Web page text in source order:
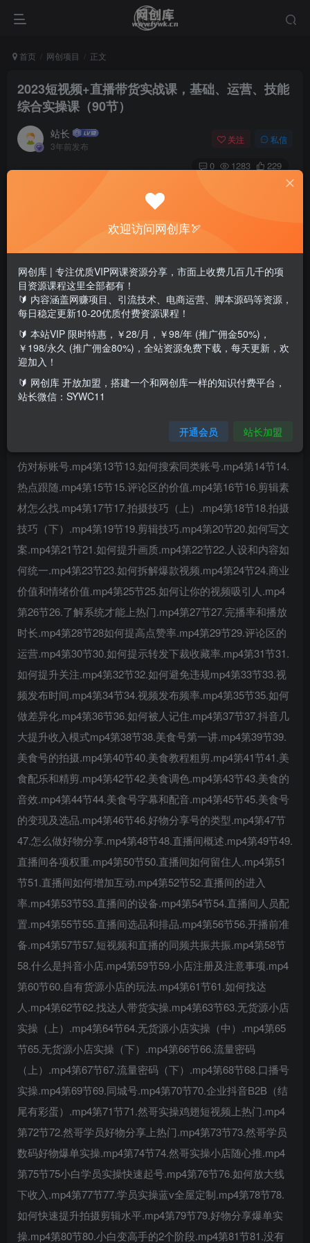
首页 网创项目 正文
2023短视频+直播带货实战课，基础、运营、技能
综合实操课（90节）
站长
3年前发布
关注 私信
0 1283 229
课程内容：第01节1.起名技巧.mp4第02节2.资料设置和个性
签名.mp4第03节3.账号定位和发布技巧.mp4第04节4.视频上
传的步骤和技巧.mp4第05节5.抖音后台功能.mp4第06节6.搜
索的技巧.mp4第07节7.如何分析账号.mp4第08节8.商品橱窗
和精选联盟.mp4第09节9.如何投抖加.mp4第10节10.创作者
仿对标账号.mp4第13节13.如何搜索同类账号.mp4第14节14.
热点跟随.mp4第15节15.评论区的价值.mp4第16节16.剪辑素
材怎么找.mp4第17节17.拍摄技巧（上）.mp4第18节18.拍摄
技巧（下）.mp4第19节19.剪辑技巧.mp4第20节20.如何写文
案.mp4第21节21.如何提升画质.mp4第22节22.人设和内容如
何统一.mp4第23节23.如何拆解爆款视频.mp4第24节24.商业
价值和情绪价值.mp4第25节25.如何让你的视频吸引人.mp4
第26节26.了解系统才能上热门.mp4第27节27.完播率和播放
时长.mp4第28节28如何提高点赞率.mp4第29节29.评论区的
运营.mp4第30节30.如何提示转发下裁收藏率.mp4第31节31.
如何提升关注.mp4第32节32.如何避免违规mp4第33节33.视
频发布时间.mp4第34节34.视频发布频率.mp4第35节35.如何
做差异化.mp4第36节36.如何被人记住.mp4第37节37.抖音几
大提升收入模式mp4第38节38.美食号第一讲.mp4第39节39.
美食号的拍摄.mp4第40节40.美食教程粗剪.mp4第41节41.美
食配乐和精剪.mp4第42节42.美食调色.mp4第43节43.美食的
音效.mp4第44节44.美食号字幕和配音.mp4第45节45.美食号
的变现及选品.mp4第46节46.好物分享号的类型.mp4第47节
47.怎么做好物分享.mp4第48节48.直播间概述.mp4第49节49.
直播间各项权重.mp4第50节50.直播间如何留住人.mp4第51
节51.直播间如何增加互动.mp4第52节52.直播间的进入
率.mp4第53节53.直播间的设备.mp4第54节54.直播间人员配
置.mp4第55节55.直播间选品和排品.mp4第56节56.开播前准
备.mp4第57节57.短视频和直播的同频共振共振.mp4第58节
58.什么是抖音小店.mp4第59节59.小店注册及注意事项.mp4
第60节60.自有货源小店的玩法.mp4第61节61.如何找达
人.mp4第62节62.找达人带货实操.mp4第63节63.无货源小店
实操（上）.mp4第64节64.无货源小店实操（中）.mp4第65
节65.无货源小店实操（下）.mp4第66节66.流量密码
（上）.mp4第67节67.流量密码（下）.mp4第68节68.口播号
实操.mp4第69节69.同城号.mp4第70节70.企业抖音B2B（结
尾有彩蛋）.mp4第71节71.然哥实操鸡翅短视频上热门.mp4
第72节72.然哥学员好物分享上热门.mp4第73节73.然哥学员
数码好物爆单实操.mp4第74节74.然哥实操小店随心推.mp4
第75节75小白学员实操快速起号.mp4第76节76.如何放大线
下收入.mp4第77节77.学员实操蓝v全屋定制.mp4第78节78.
如何快速提升拍摄剪辑水平.mp4第79节79.好物分享爆单实
操.mp4第80节80.小白变高手的2个阶段.mp4第81节81.没有
欢迎访问网创库🏹
网创库 | 专注优质VIP网课资源分享，市面上收费几百几千的项
目资源课程这里全部都有！
🔰 内容涵盖网赚项目、引流技术、电商运营、脚本源码等资源，
每日稳定更新10-20优质付费资源课程！
🔰 本站VIP 限时特惠，￥28/月，￥98/年 (推广佣金50%)，
￥198/永久 (推广佣金80%)，全站资源免费下载，每天更新，欢
迎加入！
🔰 网创库 开放加盟，搭建一个和网创库一样的知识付费平台，
站长微信：SYWC11
开通会员 站长加盟